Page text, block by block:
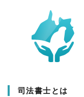
司法書士とは